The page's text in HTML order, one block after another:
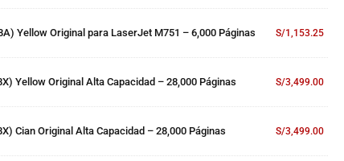
Yellow Original para LaserJet M751 – 6,000 Páginas S/1,153.25
Yellow Original Alta Capacidad – 28,000 Páginas S/3,499.00
Cian Original Alta Capacidad – 28,000 Páginas S/3,499.00